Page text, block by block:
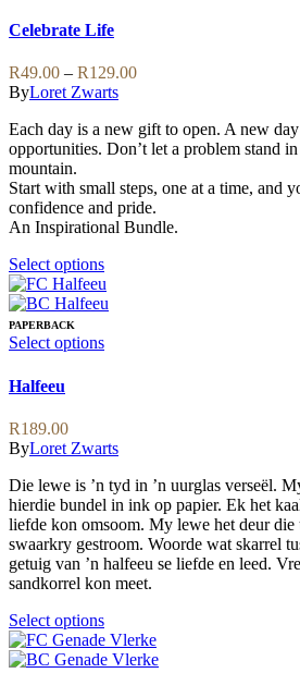
options
be
chosen
on
the
product
has
variants.
The
options
may
be
on
the
product
Celebrate Life
R49.00 – R129.00Price
through
R129.00
ByLoret Zwarts
Each day is a new gift to open. A new
opportunities. Don’t let a problem stand
mountain.
Start with small steps, one at a time, and
confidence and pride.
An Inspirational Bundle.
Select optionsThis
product
has
variants.
chosen
on
the
product
page
PAPERBACK
Select optionsThis
The
options
may
be
chosen
on
the
product
Halfeeu
R189.00
ByLoret Zwarts
Die lewe is ’n tyd in ’n uurglas verseël.
hierdie bundel in ink op papier. Ek het
liefde kon omsoom. My lewe het deur die
swaarkry gestroom. Woorde wat skarrel
getuig van ’n halfeeu se liefde en leed.
sandkorrel kon meet.
Select optionsThis
product
has